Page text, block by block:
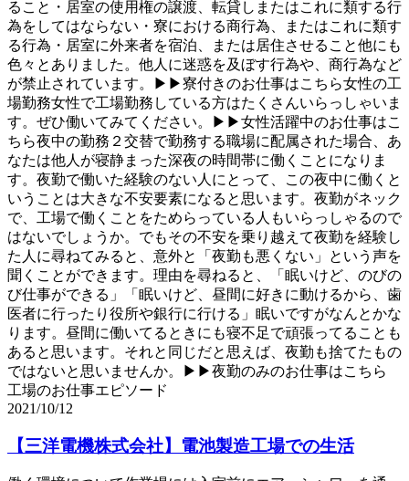
ること・居室の使用権の譲渡、転貸しまたはこれに類する行
為をしてはならない・寮における商行為、またはこれに類す
る行為・居室に外来者を宿泊、または居住させること他にも
色々とありました。他人に迷惑を及ぼす行為や、商行為など
が禁止されています。▶▶寮付きのお仕事はこちら女性の工
場勤務女性で工場勤務している方はたくさんいらっしゃいま
す。ぜひ働いてみてください。▶▶女性活躍中のお仕事はこ
ちら夜中の勤務２交替で勤務する職場に配属された場合、あ
なたは他人が寝静まった深夜の時間帯に働くことになりま
す。夜勤で働いた経験のない人にとって、この夜中に働くと
いうことは大きな不安要素になると思います。夜勤がネック
で、工場で働くことをためらっている人もいらっしゃるので
はないでしょうか。でもその不安を乗り越えて夜勤を経験し
た人に尋ねてみると、意外と「夜勤も悪くない」という声を
聞くことができます。理由を尋ねると、「眠いけど、のびの
び仕事ができる」「眠いけど、昼間に好きに動けるから、歯
医者に行ったり役所や銀行に行ける」眠いですがなんとかな
ります。昼間に働いてるときにも寝不足で頑張ってることも
あると思います。それと同じだと思えば、夜勤も捨てたもの
ではないと思いませんか。▶▶夜勤のみのお仕事はこちら
工場のお仕事エピソード
2021/10/12
【三洋電機株式会社】電池製造工場での生活